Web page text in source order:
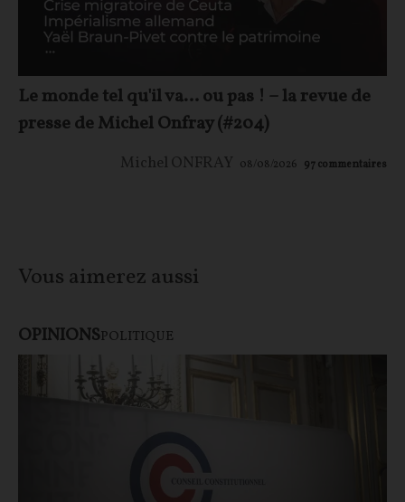
Le monde tel qu'il va… ou pas ! – la revue de
presse de Michel Onfray (#204)
Michel ONFRAY 08/08/2026 97commentaires
Vous aimerez aussi
OPINIONSPOLITIQUE